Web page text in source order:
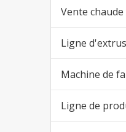
Vente chaude